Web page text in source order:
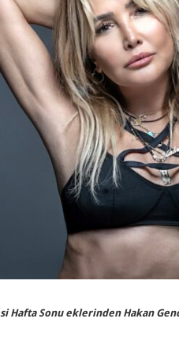
Hafta Sonu eklerinden Hakan